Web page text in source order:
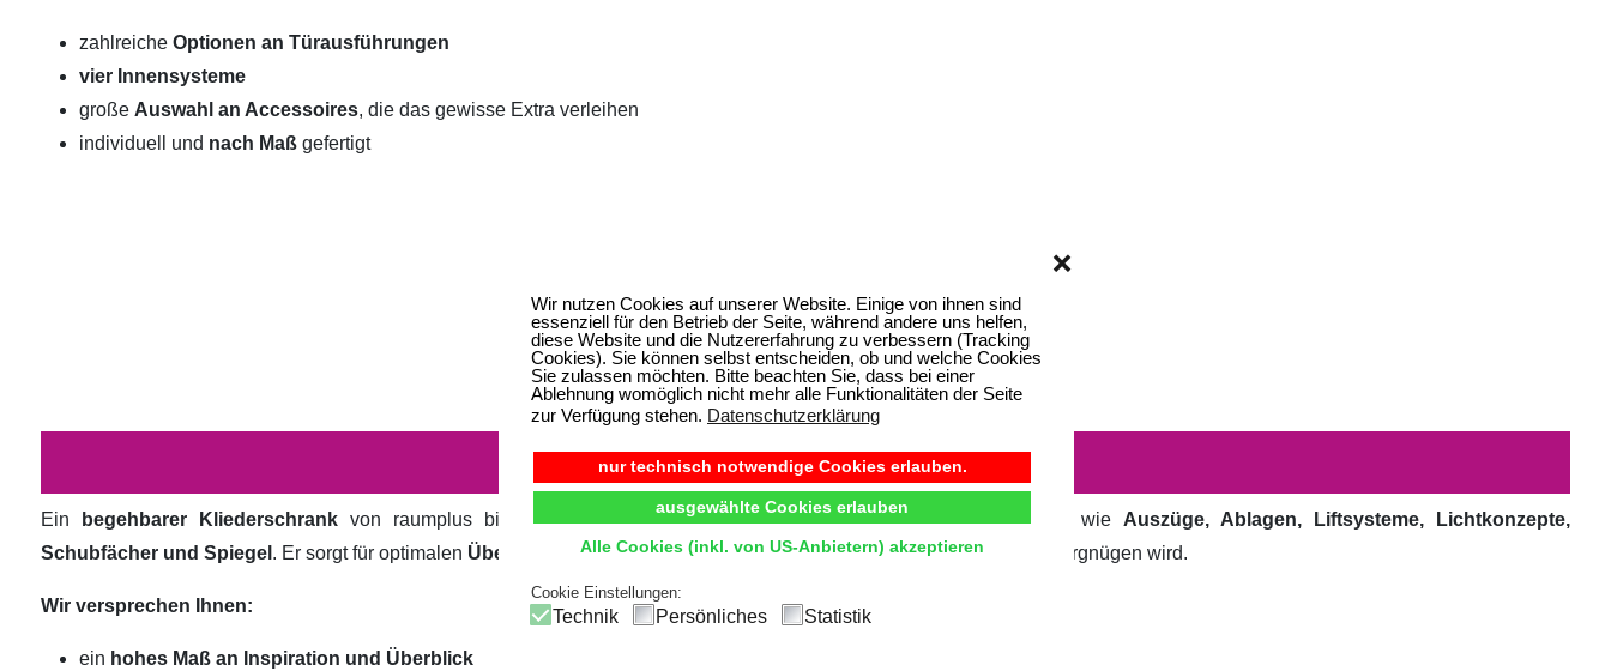
Wir nutzen Cookies auf unserer Website. Einige von ihnen sind
essenziell für den Betrieb der Seite, während andere uns helfen,
diese Website und die Nutzererfahrung zu verbessern (Tracking
Cookies). Sie können selbst entscheiden, ob und welche Cookies
Sie zulassen möchten. Bitte beachten Sie, dass bei einer
Ablehnung womöglich nicht mehr alle Funktionalitäten der Seite
zur Verfügung stehen. Datenschutzerklärung
nur technisch notwendige Cookies erlauben.
ausgewählte Cookies erlauben
Alle Cookies (inkl. von US-Anbietern) akzeptieren
❌
Cookie Einstellungen:
Technik Persönliches Statistik
zahlreiche Optionen an Türausführungen
vier Innensysteme
große Auswahl an Accessoires, die das gewisse Extra verleihen
individuell und nach Maß gefertigt
Begehbarer Kleiderschrank
Ein begehbarer Kliederschrank von raumplus bietetKomfortundÜbersichtdurch hochwertige Innensysteme wie Auszüge, Ablagen, Liftsysteme, Lichtkonzepte,
Schubfächer und Spiegel . Er sorgt für optimalen Überblick und einfachen Zugriff, sodass die tägliche Outfitwahl zum Vergnügen wird.
Wir versprechen Ihnen:
ein hohes Maß an Inspiration und Überblick